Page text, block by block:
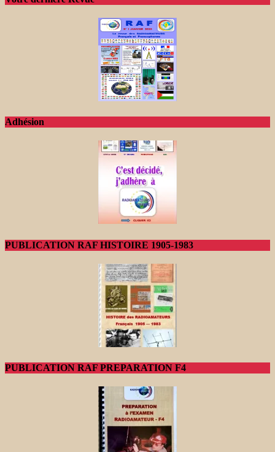
Adhésion
PUBLICATION RAF HISTOIRE 1905-1983
PUBLICATION RAF PREPARATION F4